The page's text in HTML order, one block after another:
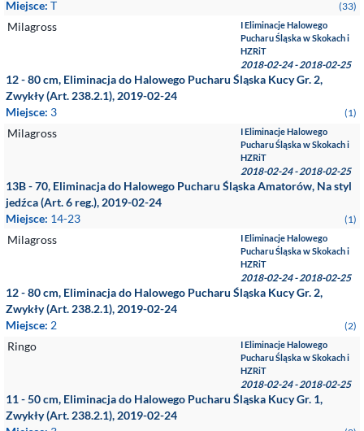
Miejsce: T (33)
Milagross
I Eliminacje Halowego
Pucharu Śląska w Skokach i
HZRiT
2018-02-24 - 2018-02-25
12 - 80 cm, Eliminacja do Halowego Pucharu Śląska Kucy Gr. 2,
Zwykły (Art. 238.2.1), 2019-02-24
Miejsce: 3 (1)
Milagross
I Eliminacje Halowego
Pucharu Śląska w Skokach i
HZRiT
2018-02-24 - 2018-02-25
13B - 70, Eliminacja do Halowego Pucharu Śląska Amatorów, Na styl
jedźca (Art. 6 reg.), 2019-02-24
Miejsce: 14-23 (1)
Milagross
I Eliminacje Halowego
Pucharu Śląska w Skokach i
HZRiT
2018-02-24 - 2018-02-25
12 - 80 cm, Eliminacja do Halowego Pucharu Śląska Kucy Gr. 2,
Zwykły (Art. 238.2.1), 2019-02-24
Miejsce: 2 (2)
Ringo
I Eliminacje Halowego
Pucharu Śląska w Skokach i
HZRiT
2018-02-24 - 2018-02-25
11 - 50 cm, Eliminacja do Halowego Pucharu Śląska Kucy Gr. 1,
Zwykły (Art. 238.2.1), 2019-02-24